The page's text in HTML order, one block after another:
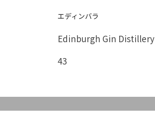
エディンバラ
Edinburgh Gin Distillery
43